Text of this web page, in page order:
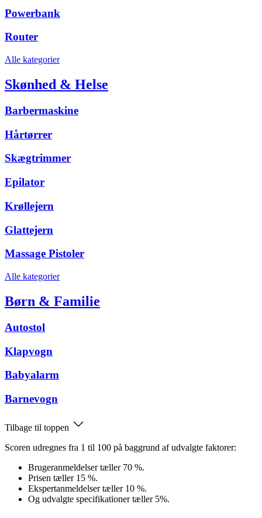
Powerbank
Router
Alle kategorier
Skønhed & Helse
Barbermaskine
Hårtørrer
Skægtrimmer
Epilator
Krøllejern
Glattejern
Massage Pistoler
Alle kategorier
Børn & Familie
Autostol
Klapvogn
Babyalarm
Barnevogn
Tilbage til toppen
Scoren udregnes fra 1 til 100 på baggrund af udvalgte faktorer:
Brugeranmeldelser tæller 70 %.
Prisen tæller 15 %.
Ekspertanmeldelser tæller 10 %.
Og udvalgte specifikationer tæller 5%.